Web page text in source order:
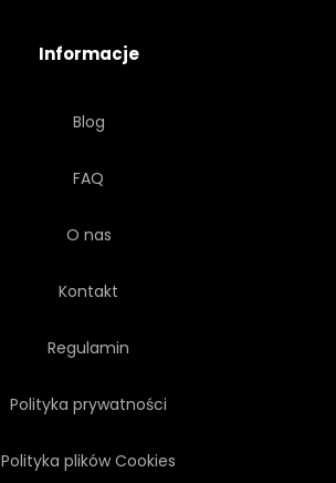
Informacje
Blog
FAQ
O nas
Kontakt
Regulamin
Polityka prywatności
Polityka plików Cookies